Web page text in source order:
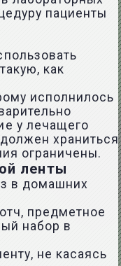
пациенты
как
исполнилось
у лечащего
храниться
ограничены.
ленты
в домашних
предметное
набор в
не касаясь